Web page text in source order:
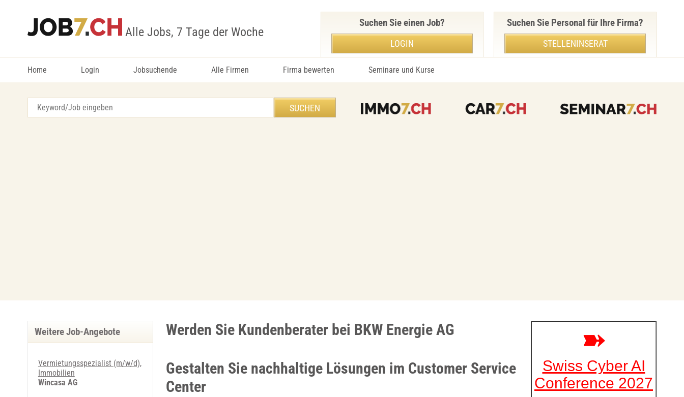
Alle Jobs, 7 Tage der Woche
Home Login Jobsuchende Alle Firmen Firma bewerten Seminare und Kurse
Suchen Sie einen Job?
LOGIN
Suchen Sie Personal für Ihre Firma?
STELLENINSERAT
Werden Sie Kundenberater bei BKW Energie AG
Gestalten Sie nachhaltige Lösungen im Customer Service
Center
Weitere Job-Angebote
Vermietungsspezialist (m/w/d),
Immobilien
Wincasa AG